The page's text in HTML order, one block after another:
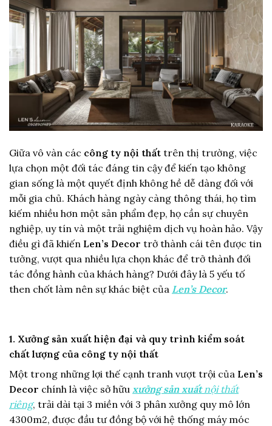
Giữa vô vàn các công ty nội thất trên thị trường, việc
lựa chọn một đối tác đáng tin cậy để kiến tạo không
gian sống là một quyết định không hề dễ dàng đối với
mỗi gia chủ. Khách hàng ngày càng thông thái, họ tìm
kiếm nhiều hơn một sản phẩm đẹp, họ cần sự chuyên
nghiệp, uy tín và một trải nghiệm dịch vụ hoàn hảo. Vậy
điều gì đã khiến Len’s Decor trở thành cái tên được tin
tưởng, vượt qua nhiều lựa chọn khác để trở thành đối
tác đồng hành của khách hàng? Dưới đây là 5 yếu tố
then chốt làm nên sự khác biệt của Len’s Decor.
1. Xưởng sản xuất hiện đại và quy trình kiểm soát
chất lượng của công ty nội thất
Một trong những lợi thế cạnh tranh vượt trội của Len’s
Decor chính là việc sở hữu xưởng sản xuấtnội thất
riêng, trải dài tại 3 miền với 3 phân xưởng quy mô lớn
4300m2, được đầu tư đồng bộ với hệ thống máy móc